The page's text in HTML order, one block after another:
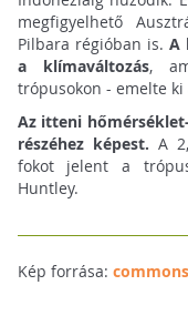
megfigyelhető
Pilbara régióban is. A
a klímaváltozás,
trópusokon - emelte ki
Az itteni
részéhez képest. A
fokot jelent a
Huntley.
Kép forrása: